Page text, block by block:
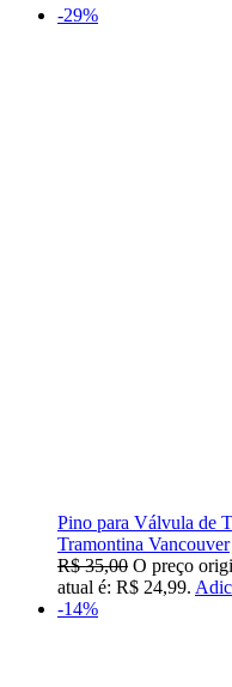
-29%
Pino para Válvula de
Tramontina Vancouver
R$35,00 O preço
atual é: R$ 24,99.
-14%